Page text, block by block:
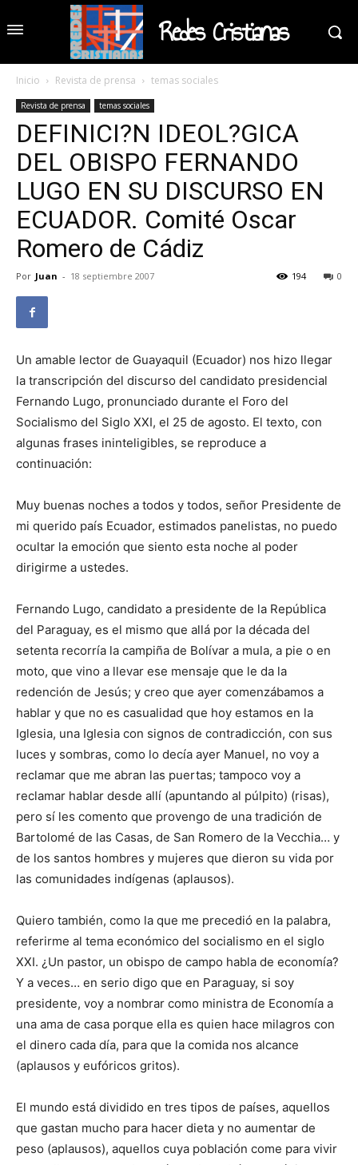
Redes Cristianas
Inicio Revista de prensa temas sociales
Revista de prensa temas sociales
DEFINICI?N IDEOL?GICA
DEL OBISPO FERNANDO
LUGO EN SU DISCURSO EN
ECUADOR. Comité Oscar
Romero de Cádiz
Por Juan - 18 septiembre 2007 0
194
Un amable lector de Guayaquil (Ecuador) nos hizo llegar
la transcripción del discurso del candidato presidencial
Fernando Lugo, pronunciado durante el Foro del
Socialismo del Siglo XXI, el 25 de agosto. El texto, con
algunas frases ininteligibles, se reproduce a
continuación:
Muy buenas noches a todos y todos, señor Presidente de
mi querido país Ecuador, estimados panelistas, no puedo
ocultar la emoción que siento esta noche al poder
dirigirme a ustedes.
Fernando Lugo, candidato a presidente de la República
del Paraguay, es el mismo que allá por la década del
setenta recorría la campiña de Bolívar a mula, a pie o en
moto, que vino a llevar ese mensaje que le da la
redención de Jesús; y creo que ayer comenzábamos a
hablar y que no es casualidad que hoy estamos en la
Iglesia, una Iglesia con signos de contradicción, con sus
luces y sombras, como lo decía ayer Manuel, no voy a
reclamar que me abran las puertas; tampoco voy a
reclamar hablar desde allí (apuntando al púlpito) (risas),
pero sí les comento que provengo de una tradición de
Bartolomé de las Casas, de San Romero de la Vecchia… y
de los santos hombres y mujeres que dieron su vida por
las comunidades indígenas (aplausos).
Quiero también, como la que me precedió en la palabra,
referirme al tema económico del socialismo en el siglo
XXI. ¿Un pastor, un obispo de campo habla de economía?
Y a veces… en serio digo que en Paraguay, si soy
presidente, voy a nombrar como ministra de Economía a
una ama de casa porque ella es quien hace milagros con
el dinero cada día, para que la comida nos alcance
(aplausos y eufóricos gritos).
El mundo está dividido en tres tipos de países, aquellos
que gastan mucho para hacer dieta y no aumentar de
peso (aplausos), aquellos cuya población come para vivir